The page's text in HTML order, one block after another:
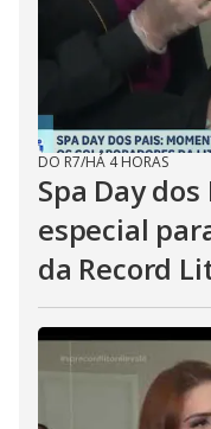
DO R7/HÁ 4 HORAS
Spa Day
especial
da Record